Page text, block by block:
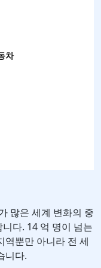
차
많은 세계 변화의 중
다. 14 억 명이 넘는
역뿐만 아니라 전 세
니다.